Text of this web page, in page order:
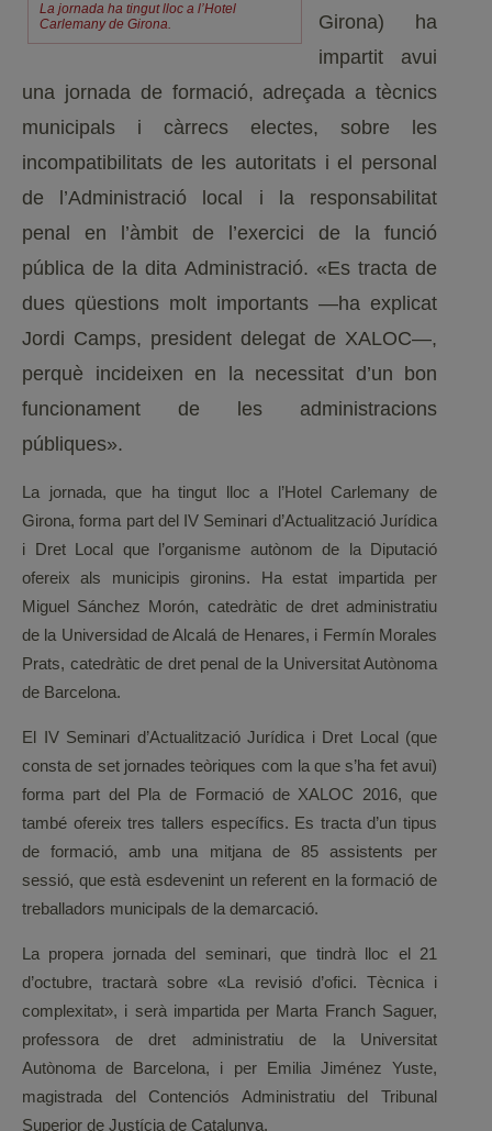
La jornada ha tingut lloc a l’Hotel
Carlemany de Girona.
Girona) ha
impartit avui
una jornada de formació, adreçada a tècnics
municipals i càrrecs electes, sobre les
incompatibilitats de les autoritats i el personal
de l’Administració local i la responsabilitat
penal en l’àmbit de l’exercici de la funció
pública de la dita Administració. «Es tracta de
dues qüestions molt importants —ha explicat
Jordi Camps, president delegat de XALOC—,
perquè incideixen en la necessitat d’un bon
funcionament de les administracions
públiques».
La jornada, que ha tingut lloc a l’Hotel Carlemany de
Girona, forma part del IV Seminari d’Actualització Jurídica
i Dret Local que l’organisme autònom de la Diputació
ofereix als municipis gironins. Ha estat impartida per
Miguel Sánchez Morón, catedràtic de dret administratiu
de la Universidad de Alcalá de Henares, i Fermín Morales
Prats, catedràtic de dret penal de la Universitat Autònoma
de Barcelona.
El IV Seminari d’Actualització Jurídica i Dret Local (que
consta de set jornades teòriques com la que s’ha fet avui)
forma part del Pla de Formació de XALOC 2016, que
també ofereix tres tallers específics. Es tracta d’un tipus
de formació, amb una mitjana de 85 assistents per
sessió, que està esdevenint un referent en la formació de
treballadors municipals de la demarcació.
La propera jornada del seminari, que tindrà lloc el 21
d’octubre, tractarà sobre «La revisió d’ofici. Tècnica i
complexitat», i serà impartida per Marta Franch Saguer,
professora de dret administratiu de la Universitat
Autònoma de Barcelona, i per Emilia Jiménez Yuste,
magistrada del Contenciós Administratiu del Tribunal
Superior de Justícia de Catalunya.